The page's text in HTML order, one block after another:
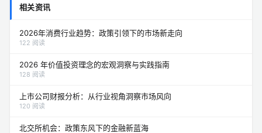
相关资讯
2026年消费行业趋势：政策引领下的市场新走向
122 阅读
2026 年价值投资理念的宏观洞察与实践指南
128 阅读
上市公司财报分析：从行业视角洞察市场风向
120 阅读
北交所机会：政策东风下的金融新蓝海